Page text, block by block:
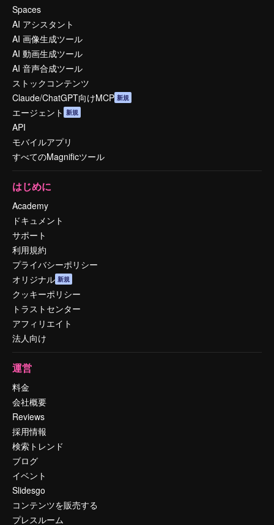
Spaces
AI アシスタント
AI 画像生成ツール
AI 動画生成ツール
AI 音声合成ツール
ストックコンテンツ
Claude/ChatGPT向けMCP 新規
エージェント 新規
API
モバイルアプリ
すべてのMagnificツール
はじめに
Academy
ドキュメント
サポート
利用規約
プライバシーポリシー
オリジナル 新規
クッキーポリシー
トラストセンター
アフィリエイト
法人向け
運営
料金
会社概要
Reviews
採用情報
検索トレンド
ブログ
イベント
Slidesgo
コンテンツを販売する
プレスルーム